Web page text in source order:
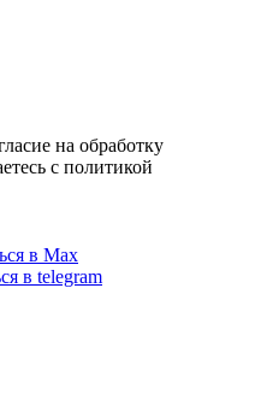
на обработку
c политикой